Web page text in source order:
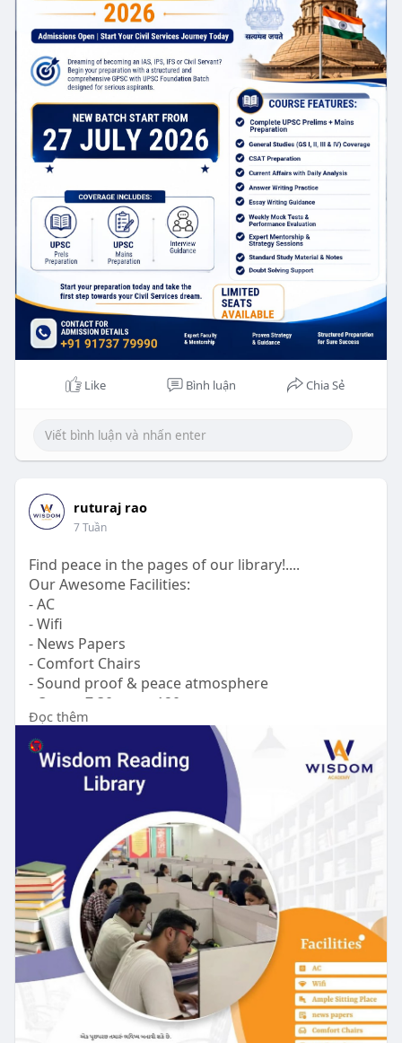
📞 Call Now: +91 91737 79990
Visit -https://wisdomacademy.education/
Like Bình luận Chia Sẻ
ruturaj rao
7 Tuần
Find peace in the pages of our library!....
Our Awesome Facilities:
- AC
- Wifi
- News Papers
- Comfort Chairs
- Sound proof & peace atmosphere
- Open : 7:30am to 120am
-365 days open......and many more facilities
For more information
Contact us : +91 88661 17487
Address : kudasan, gandhinagar
Wisdom Reading Library -
https://share.google/TAlolFGuoBOphYfBU
Visit -
https://wisdomacademy.educatio....n/reading-
library-in
Đọc thêm